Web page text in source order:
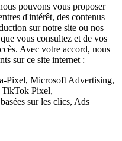
pouvons vous proposer
d'intérêt, des contenus
sur notre site ou nos
vous consultez et de vos
Avec votre accord, nous
sur ce site internet :
Pixel, Microsoft Advertising,
TikTok Pixel,
sur les clics, Ads